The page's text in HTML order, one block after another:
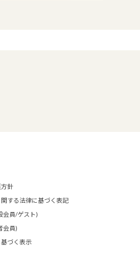
針
する法律に基づく表記
会員/ゲスト)
会員)
づく表示